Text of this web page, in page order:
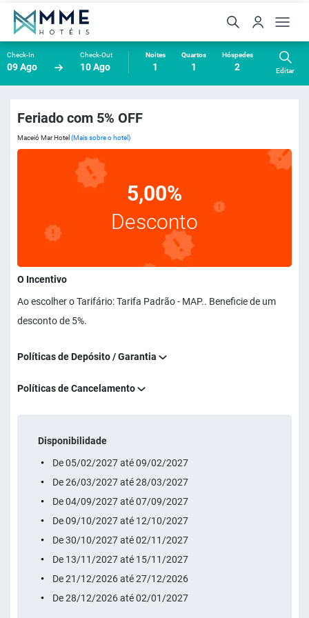
Check-In
09 Ago
Check-Out
10 Ago
Noites
1
Quartos
1
Hóspedes
2 Editar
Feriado com 5% OFF
Maceió Mar Hotel (Mais sobre o hotel)
5,00%
Desconto
O Incentivo
Ao escolher o Tarifário: Tarifa Padrão - MAP.. Beneficie de um
desconto de 5%.
Políticas de Depósito / Garantia
Políticas de Cancelamento
Disponibilidade
De 05/02/2027 até 09/02/2027
De 26/03/2027 até 28/03/2027
De 04/09/2027 até 07/09/2027
De 09/10/2027 até 12/10/2027
De 30/10/2027 até 02/11/2027
De 13/11/2027 até 15/11/2027
De 21/12/2026 até 27/12/2026
De 28/12/2026 até 02/01/2027